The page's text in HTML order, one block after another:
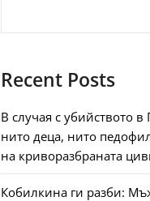
Recent Posts
В случая с убийството
нито деца, нито
на криворазбраната
Кобилкина ги разби: